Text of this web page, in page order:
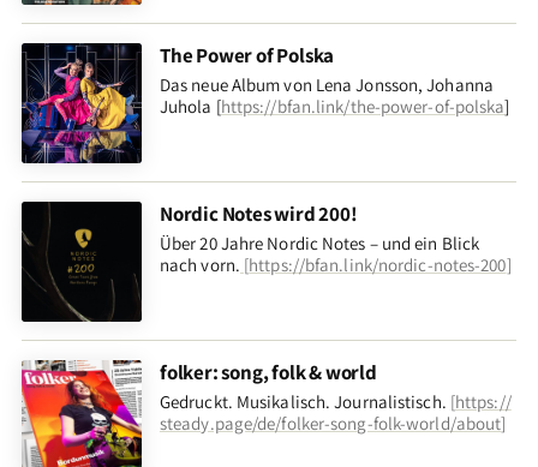
The Power of Polska
Das neue Album von Lena Jonsson, Johanna
Juhola [https://bfan.link/the-power-of-polska]
Nordic Notes wird 200!
Über 20 Jahre Nordic Notes – und ein Blick
nach vorn. [https://bfan.link/nordic-notes-200]
folker: song, folk & world
Gedruckt. Musikalisch. Journalistisch. [https://
steady.page/de/folker-song-folk-world/about]